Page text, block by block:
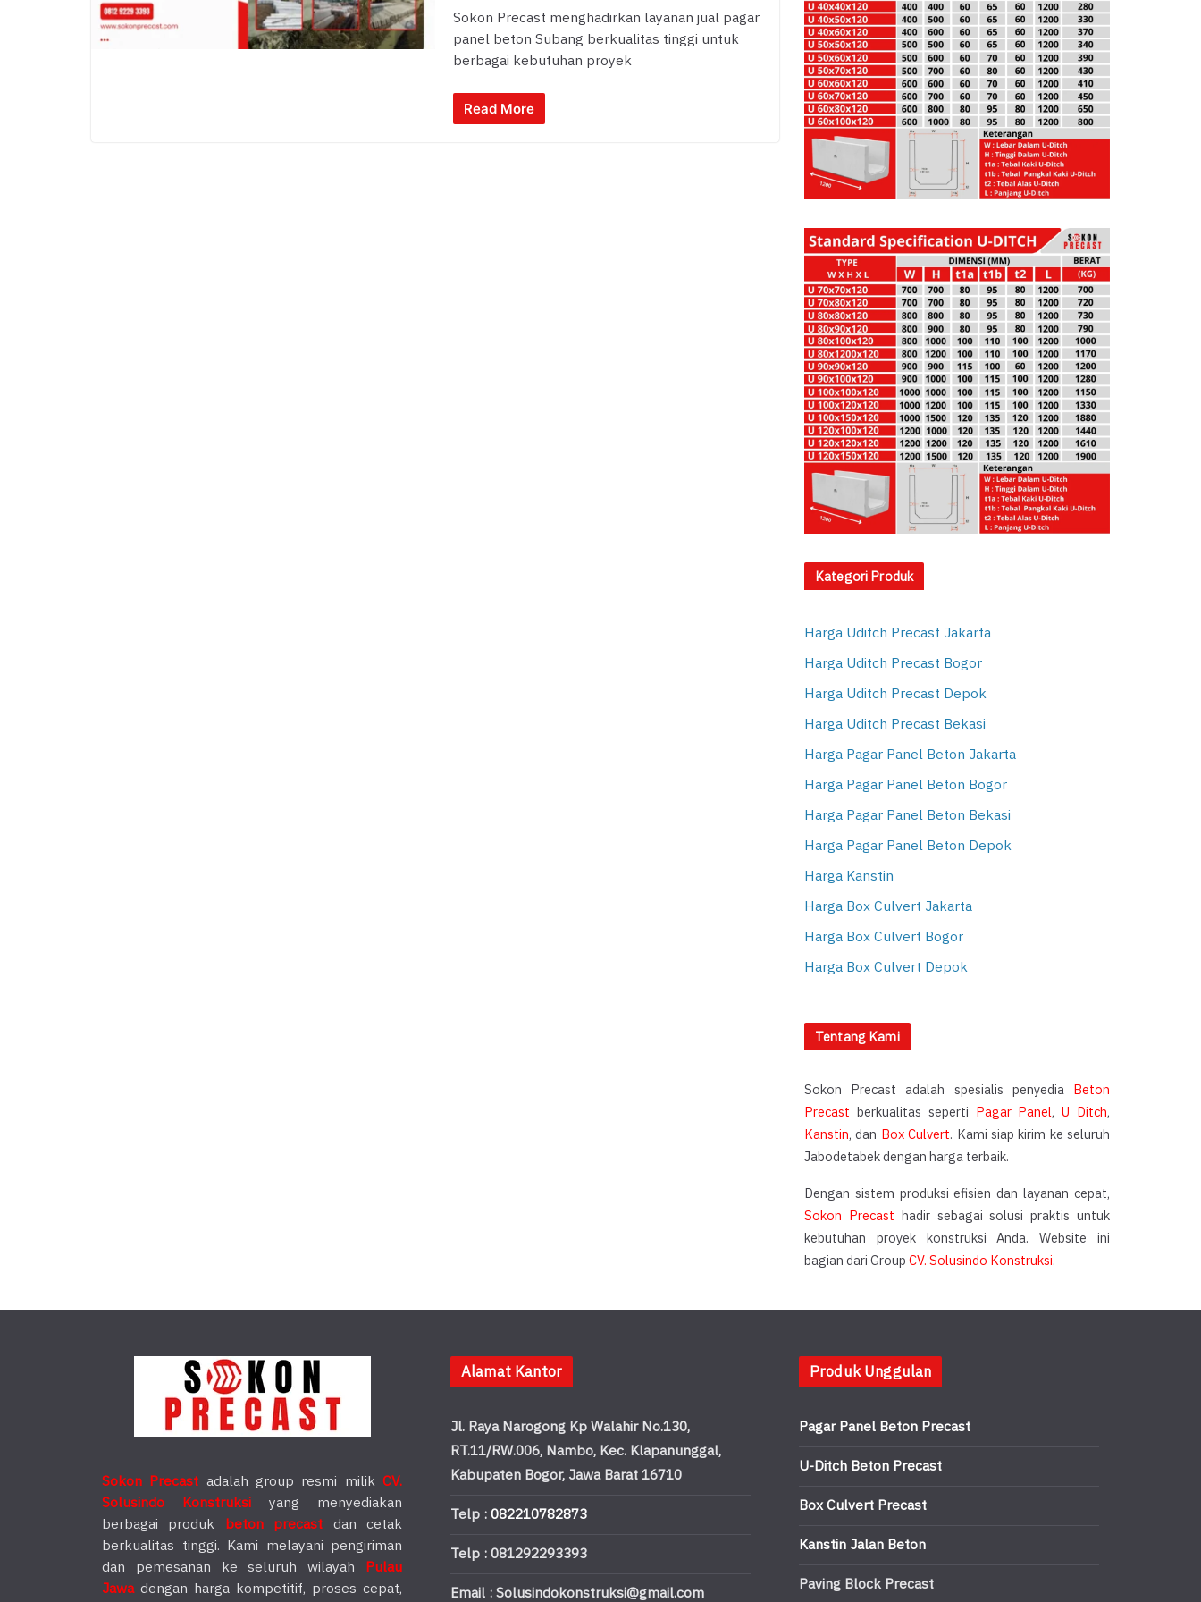
Sokon Precast menghadirkan layanan jual pagar
panel beton Subang berkualitas tinggi untuk
berbagai kebutuhan proyek
Read More
Kategori Produk
Harga Uditch Precast Jakarta
Harga Uditch Precast Bogor
Harga Uditch Precast Depok
Harga Uditch Precast Bekasi
Harga Pagar Panel Beton Jakarta
Harga Pagar Panel Beton Bogor
Harga Pagar Panel Beton Bekasi
Harga Pagar Panel Beton Depok
Harga Kanstin
Harga Box Culvert Jakarta
Harga Box Culvert Bogor
Harga Box Culvert Depok
Tentang Kami
Sokon Precast adalah spesialis penyedia Beton
Precast berkualitas seperti Pagar Panel,U Ditch,
Kanstin, dan Box Culvert. Kami siap kirim ke seluruh
Jabodetabek dengan harga terbaik.
Dengan sistem produksi efisien dan layanan cepat,
Sokon Precast hadir sebagai solusi praktis untuk
kebutuhan proyek konstruksi Anda. Website ini
bagian dari GroupCV. Solusindo Konstruksi.
Sokon Precast adalah group resmi milikCV.
Solusindo Konstruksi yang menyediakan
berbagai produk beton precast dan cetak
berkualitas tinggi. Kami melayani pengiriman
dan pemesanan ke seluruh wilayah Pulau
Jawadengan harga kompetitif, proses cepat,
Alamat Kantor
Jl. Raya Narogong Kp Walahir No.130,
RT.11/RW.006, Nambo, Kec. Klapanunggal,
Kabupaten Bogor, Jawa Barat 16710
Telp :082210782873
Telp : 081292293393
Email : Solusindokonstruksi@gmail.com
Produk Unggulan
Pagar Panel Beton Precast
U-Ditch Beton Precast
Box Culvert Precast
Kanstin Jalan Beton
Paving Block Precast